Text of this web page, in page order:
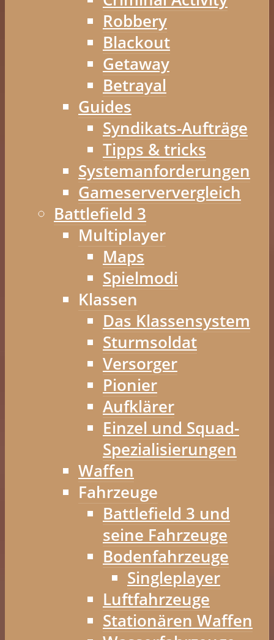
Robbery
Blackout
Getaway
Betrayal
Guides
Syndikats-Aufträge
Tipps & tricks
Systemanforderungen
Gameserververgleich
Battlefield 3
Multiplayer
Maps
Spielmodi
Klassen
Das Klassensystem
Sturmsoldat
Versorger
Pionier
Aufklärer
Einzel und Squad-
Spezialisierungen
Waffen
Fahrzeuge
Battlefield 3 und
seine Fahrzeuge
Bodenfahrzeuge
Singleplayer
Luftfahrzeuge
Stationären Waffen